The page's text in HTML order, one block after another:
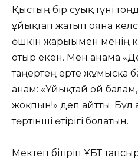
Қыстың бір суық түні
ұйықтап жатып ояна
өшкін жарығымен менің
отыр екен. Мен анама
таңертең ерте жұмысқа
анам: «Ұйықтай ғой
жоқпын!» деп айтты. Бұл
төртінші өтірігі болатын.
Мектеп бітіріп ҰБТ